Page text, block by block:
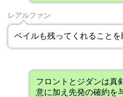
レアルファン
ベイルも残ってくれることを
フロントとジダンは真
意に加え先発の確約を